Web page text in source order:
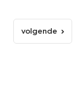
volgende
pagina
volgende